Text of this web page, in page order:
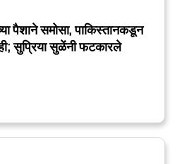
पैशाने समोसा, पाकिस्तानकडून
सुप्रिया सुळेंनी फटकारले